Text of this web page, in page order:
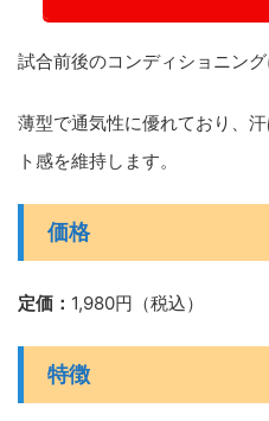
試合前後のコンディショニング
薄型で通気性に優れており、
ト感を維持します。
価格
定価： 1,980円（税込）
特徴